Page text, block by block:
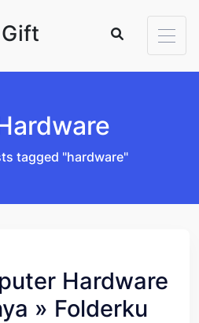
tagged "hardware"
Hardware
» Folderku